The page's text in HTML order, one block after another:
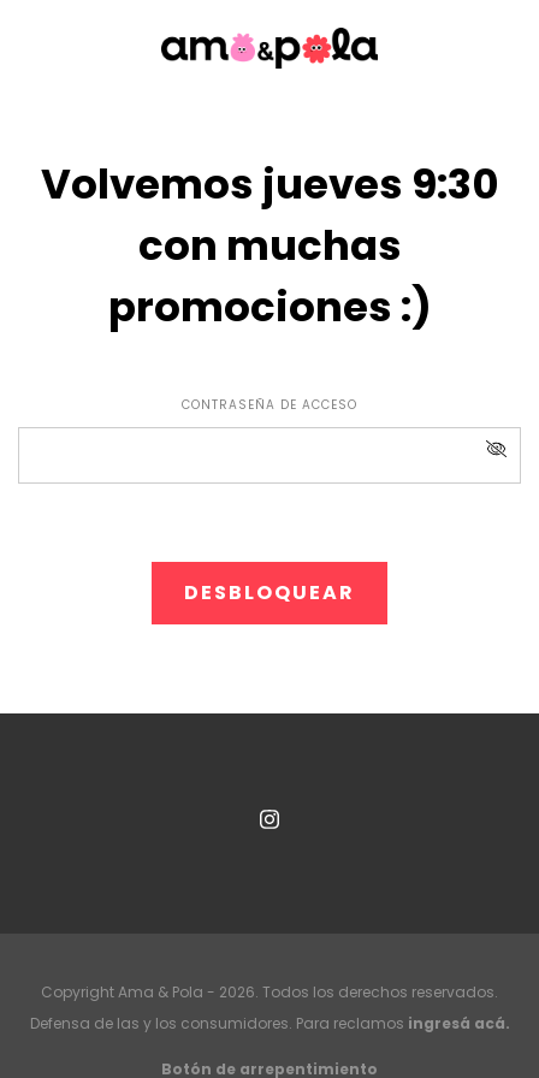
Volvemos jueves 9:30
con muchas
promociones :)
CONTRASEÑA DE ACCESO
Copyright Ama & Pola - 2026. Todos los derechos reservados.
Defensa de las y los consumidores. Para reclamos ingresá acá.
Botón de arrepentimiento